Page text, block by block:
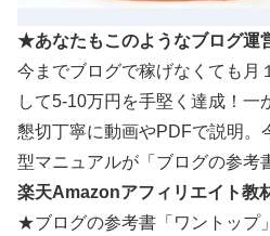
★あなたもこのようなブログ運
今までブログで稼げなくても月
して5-10万円を手堅く達成！一
懇切丁寧に動画やPDFで説明。
型マニュアルが「ブログの参考
楽天Amazonアフィリエイト教
★ブログの参考書「ワントップ